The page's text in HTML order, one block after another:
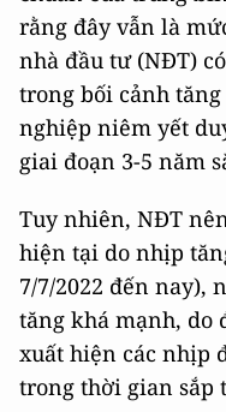
rằng đây vẫn là
nhà đầu tư (NĐT)
trong bối cảnh
nghiệp niêm yết
giai đoạn 3-5 năm
Tuy nhiên, NĐT
hiện tại do nhịp
7/7/2022 đến nay),
tăng khá mạnh, do
xuất hiện các nhịp
trong thời gian sắp